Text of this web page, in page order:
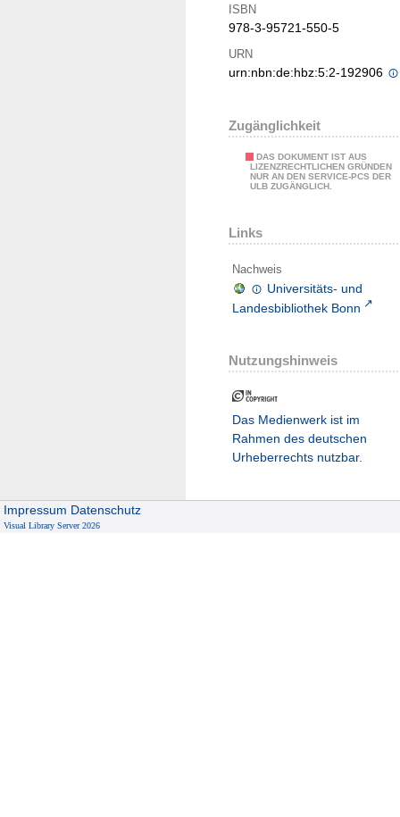
ISBN
978-3-95721-550-5
URN
urn:nbn:de:hbz:5:2-192906
Zugänglichkeit
DAS DOKUMENT IST AUS
LIZENZRECHTLICHEN GRÜNDEN
NUR AN DEN SERVICE-PCS DER
ULB ZUGÄNGLICH.
Links
Nachweis
Universitäts- und
Landesbibliothek Bonn
Nutzungshinweis
Das Medienwerk ist im
Rahmen des deutschen
Urheberrechts nutzbar.
Impressum Datenschutz
Visual Library Server 2026